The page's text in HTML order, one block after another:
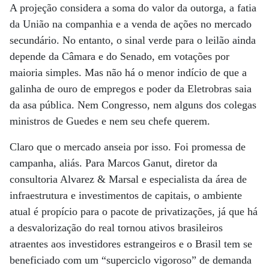
A projeção considera a soma do valor da outorga, a fatia
da União na companhia e a venda de ações no mercado
secundário. No entanto, o sinal verde para o leilão ainda
depende da Câmara e do Senado, em votações por
maioria simples. Mas não há o menor indício de que a
galinha de ouro de empregos e poder da Eletrobras saia
da asa pública. Nem Congresso, nem alguns dos colegas
ministros de Guedes e nem seu chefe querem.
Claro que o mercado anseia por isso. Foi promessa de
campanha, aliás. Para Marcos Ganut, diretor da
consultoria Alvarez & Marsal e especialista da área de
infraestrutura e investimentos de capitais, o ambiente
atual é propício para o pacote de privatizações, já que há
a desvalorização do real tornou ativos brasileiros
atraentes aos investidores estrangeiros e o Brasil tem se
beneficiado com um “superciclo vigoroso” de demanda